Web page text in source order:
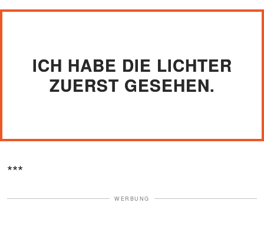
ICH HABE DIE LICHTER
ZUERST GESEHEN.
***
WERBUNG